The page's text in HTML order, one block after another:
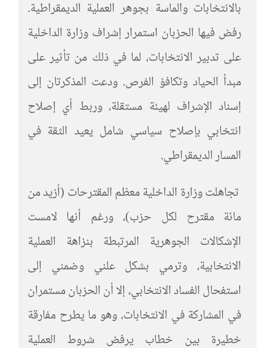
بالانتخابات والماسة بجوهر العملية الديمقراطية.
رفض فيها الحزبان استمرار إشراف وزارة الداخلية
على تدبير الانتخابات، لما في ذلك من تأثير على
مبدأ الحياد وتكافؤ الفرص. ودعت المذكرتان إلى
إسناد الإشراف لهيئة مستقلة، وربط أي إصلاح
انتخابي بإصلاح سياسي شامل يعيد الثقة في
المسار الديمقراطي.
تجاهلت وزارة الداخلية معظم المقترحات (أزيد من
مائة مقترح لكل حزب)، ورغم أنها لامست
الإشكالات الجوهرية المرتبطة بنزاهة العملية
الانتخابية، وترمي بشكل علني وضمني إلى
استفحال الفساد الانتخابي، إلا أن الحزبان مستمران
في المشاركة في الانتخابات، وهو ما يطرح مفارقة
خطيرة بين خطاب يرفض شروط العملية